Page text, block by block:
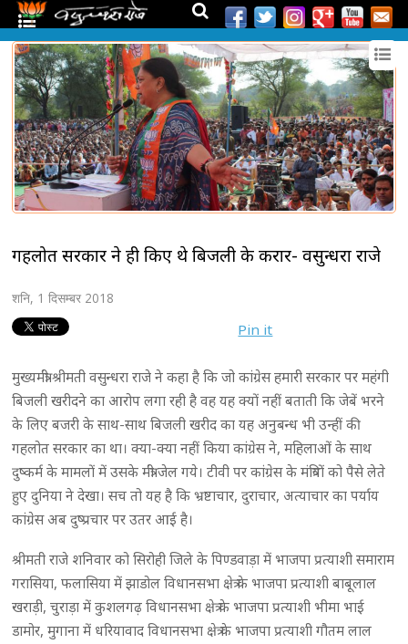
गहलोत सरकार ने ही किए थे बिजली के करार- वसुन्धरा राजे
शनि, 1 दिसम्बर 2018
Pin it
मुख्यमंत्री श्रीमती वसुन्धरा राजे ने कहा है कि जो कांग्रेस हमारी सरकार पर महंगी
बिजली खरीदने का आरोप लगा रही है वह यह क्यों नहीं बताती कि जेबें भरने
के लिए बजरी के साथ-साथ बिजली खरीद का यह अनुबन्ध भी उन्हीं की
गहलोत सरकार का था। क्या-क्या नहीं किया कांग्रेस ने, महिलाओं के साथ
दुष्कर्म के मामलों में उसके मंत्री जेल गये। टीवी पर कांग्रेस के मंत्रियों को पैसे लेते
हुए दुनिया ने देखा। सच तो यह है कि भ्रष्टाचार, दुराचार, अत्याचार का पर्याय
कांग्रेस अब दुष्प्रचार पर उतर आई है।
श्रीमती राजे शनिवार को सिरोही जिले के पिण्डवाड़ा में भाजपा प्रत्याशी समाराम
गरासिया, फलासिया में झाडोल विधानसभा क्षेत्र के भाजपा प्रत्याशी बाबूलाल
खराड़ी, चुराड़ा में कुशलगढ़ विधानसभा क्षेत्र के भाजपा प्रत्याशी भीमा भाई
डामोर, मुगाना में धरियावाद विधानसभा क्षेत्र के भाजपा प्रत्याशी गौतम लाल